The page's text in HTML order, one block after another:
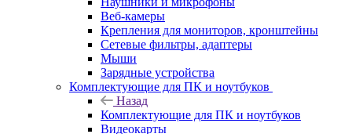
Веб-камеры
Крепления для мониторов, кронштейны
Сетевые фильтры, адаптеры
Мыши
Зарядные устройства
Комплектующие для ПК и ноутбуков
Назад
Комплектующие для ПК и ноутбуков
Видеокарты